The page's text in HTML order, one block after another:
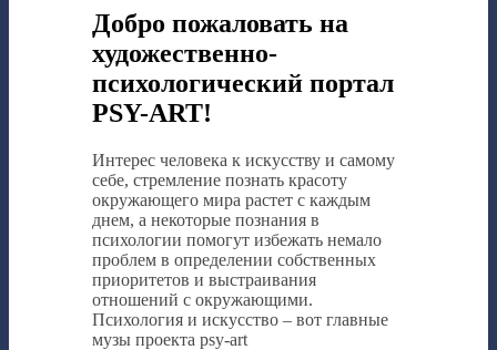
Добро пожаловать на
художественно-
психологический портал
PSY-ART!
Интерес человека к искусству и самому
себе, стремление познать красоту
окружающего мира растет с каждым
днем, а некоторые познания в
психологии помогут избежать немало
проблем в определении собственных
приоритетов и выстраивания
отношений с окружающими.
Психология и искусство – вот главные
музы проекта psy-art